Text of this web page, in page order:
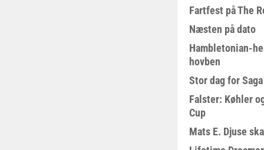
Fartfest på The
Næsten på dato
Hambletonian-
hovben
Stor dag for
Falster: Køhler
Cup
Mats E. Djuse